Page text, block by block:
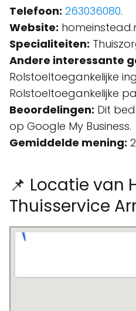
Telefoon: 263036080.
Website:
Specialiteiten:
Andere interessante
Rolstoeltoegankelijke
Rolstoeltoegankelijke
Beoordelingen: Dit
op Google My Business.
Gemiddelde mening:
📌 Locatie van
Thuisservice